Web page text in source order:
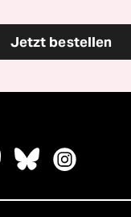
Jetzt bestellen